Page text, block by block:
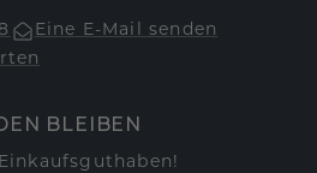
Eine E-Mail senden
BLEIBEN